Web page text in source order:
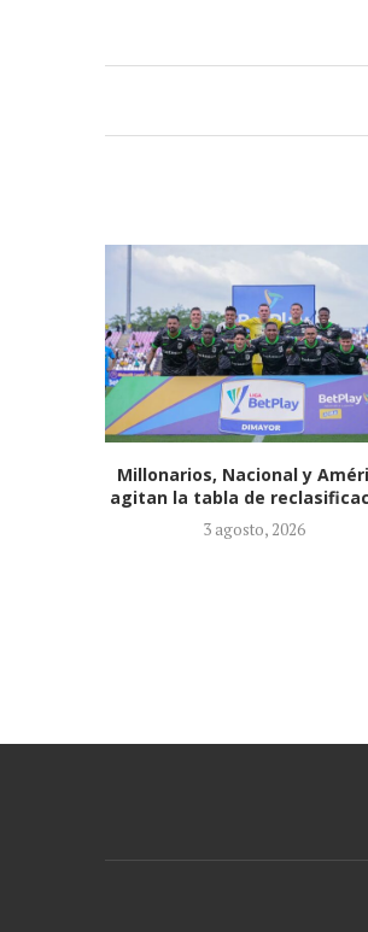
Néstor Lorenzo seguirá al
de la Selección Colombia
ratificado...